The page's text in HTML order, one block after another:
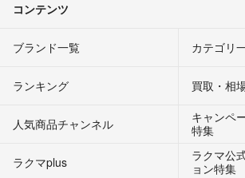
コンテンツ
ブランド一覧 カテゴリ
ランキング 買取・相
人気商品チャンネル
キャンペ
特集
ラクマplus
ラクマ公
ョン特集